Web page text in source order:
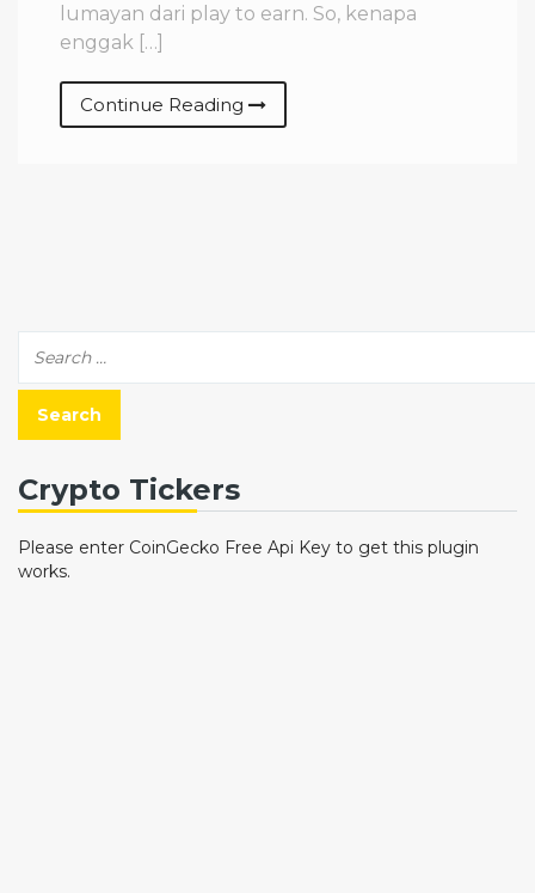
lumayan dari play to earn. So, kenapa
enggak […]
Continue Reading
Crypto Tickers
Please enter CoinGecko Free Api Key to get this plugin
works.